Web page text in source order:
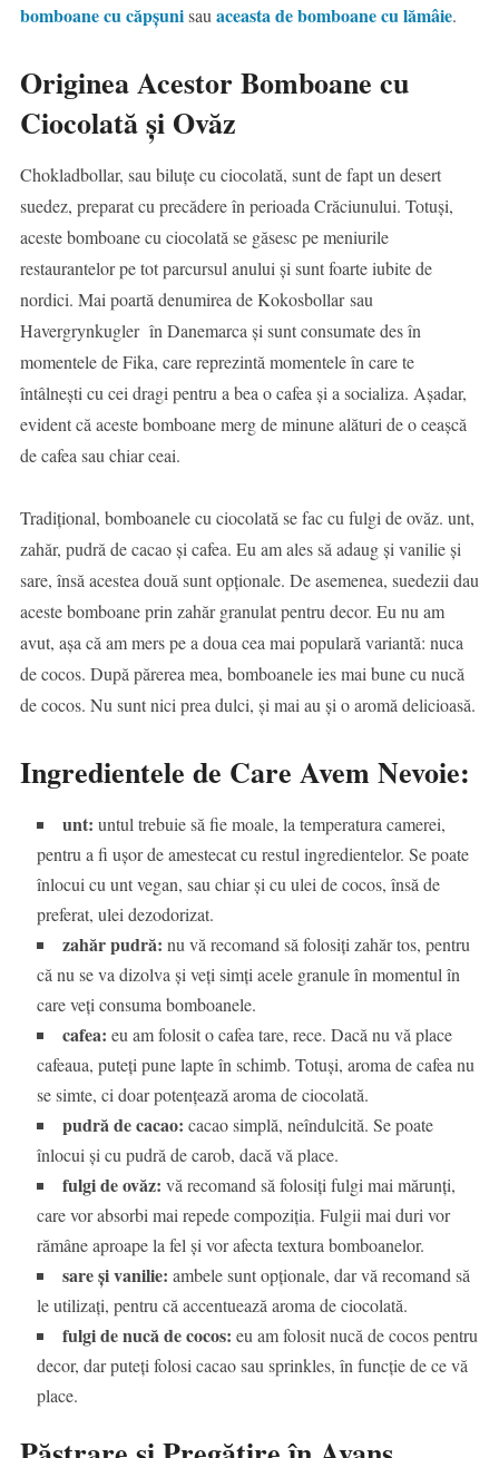
bomboane cu căpșunisau aceasta de bomboane cu lămâie.
Originea Acestor Bomboane cu
Ciocolată și Ovăz
Chokladbollar, sau biluțe cu ciocolată, sunt de fapt un desert
suedez, preparat cu precădere în perioada Crăciunului. Totuși,
aceste bomboane cu ciocolată se găsesc pe meniurile
restaurantelor pe tot parcursul anului și sunt foarte iubite de
nordici. Mai poartă denumirea de Kokosbollar sau
Havergrynkugler în Danemarca și sunt consumate des în
momentele de Fika, care reprezintă momentele în care te
întâlnești cu cei dragi pentru a bea o cafea și a socializa. Așadar,
evident că aceste bomboane merg de minune alături de o ceașcă
de cafea sau chiar ceai.
Tradițional, bomboanele cu ciocolată se fac cu fulgi de ovăz. unt,
zahăr, pudră de cacao și cafea. Eu am ales să adaug și vanilie și
sare, însă acestea două sunt opționale. De asemenea, suedezii dau
aceste bomboane prin zahăr granulat pentru decor. Eu nu am
avut, așa că am mers pe a doua cea mai populară variantă: nuca
de cocos. După părerea mea, bomboanele ies mai bune cu nucă
de cocos. Nu sunt nici prea dulci, și mai au și o aromă delicioasă.
Ingredientele de Care Avem Nevoie:
unt: untul trebuie să fie moale, la temperatura camerei,
pentru a fi ușor de amestecat cu restul ingredientelor. Se poate
înlocui cu unt vegan, sau chiar și cu ulei de cocos, însă de
preferat, ulei dezodorizat.
zahăr pudră: nu vă recomand să folosiți zahăr tos, pentru
că nu se va dizolva și veți simți acele granule în momentul în
care veți consuma bomboanele.
cafea: eu am folosit o cafea tare, rece. Dacă nu vă place
cafeaua, puteți pune lapte în schimb. Totuși, aroma de cafea nu
se simte, ci doar potențează aroma de ciocolată.
pudră de cacao: cacao simplă, neîndulcită. Se poate
înlocui și cu pudră de carob, dacă vă place.
fulgi de ovăz: vă recomand să folosiți fulgi mai mărunți,
care vor absorbi mai repede compoziția. Fulgii mai duri vor
rămâne aproape la fel și vor afecta textura bomboanelor.
sare și vanilie: ambele sunt opționale, dar vă recomand să
le utilizați, pentru că accentuează aroma de ciocolată.
fulgi de nucă de cocos: eu am folosit nucă de cocos pentru
decor, dar puteți folosi cacao sau sprinkles, în funcție de ce vă
place.